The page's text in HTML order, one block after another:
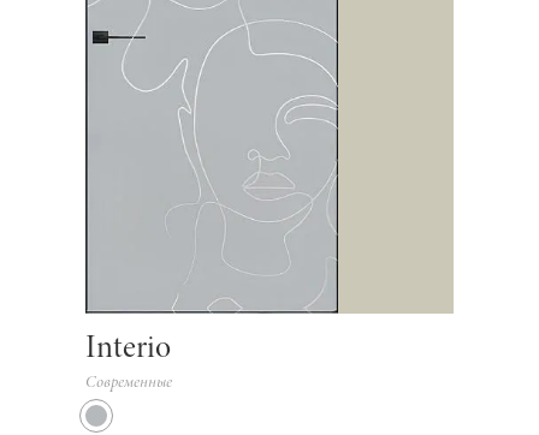
Interio
Современные